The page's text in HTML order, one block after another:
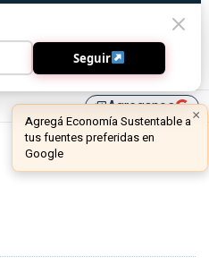
library_addAgreganos
Seguir